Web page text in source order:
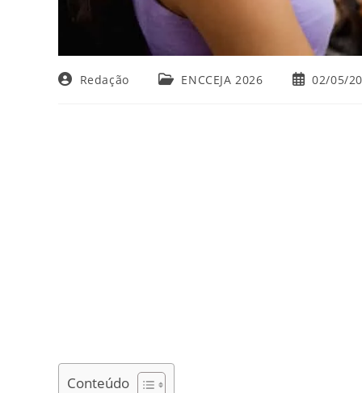
AutorRedação
Categoria
ENCCEJA 2026
Post02/05/
Conteúdo